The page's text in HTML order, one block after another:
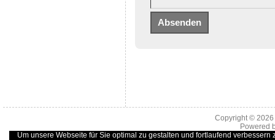
Copyright ©
Powered
Um unsere Webseite für Sie optimal zu gestalten und fortlaufend